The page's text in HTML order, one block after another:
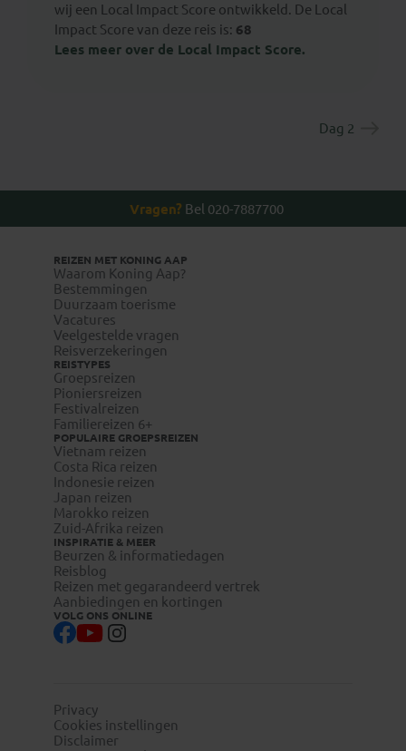
wij een Local Impact Score ontwikkeld. De Local
Impact Score van deze reis is: 68
Lees meer over de Local Impact Score.
Dag 2
Vragen? Bel 020-7887700
REIZEN MET KONING AAP
Waarom Koning Aap?
Bestemmingen
Duurzaam toerisme
Vacatures
Veelgestelde vragen
Reisverzekeringen
REISTYPES
Groepsreizen
Pioniersreizen
Festivalreizen
Familiereizen 6+
POPULAIRE GROEPSREIZEN
Vietnam reizen
Costa Rica reizen
Indonesie reizen
Japan reizen
Marokko reizen
Zuid-Afrika reizen
INSPIRATIE & MEER
Beurzen & informatiedagen
Reisblog
Reizen met gegarandeerd vertrek
Aanbiedingen en kortingen
VOLG ONS ONLINE
Privacy
Cookies instellingen
Disclaimer